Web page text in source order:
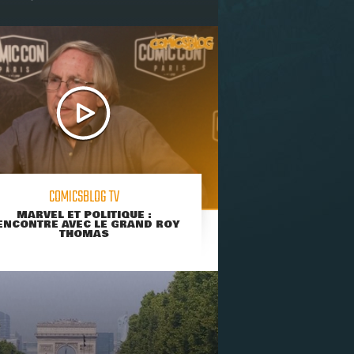
COMICSBLOG TV
MARVEL ET POLITIQUE :
AVEC LE GRAND ROY
THOMAS